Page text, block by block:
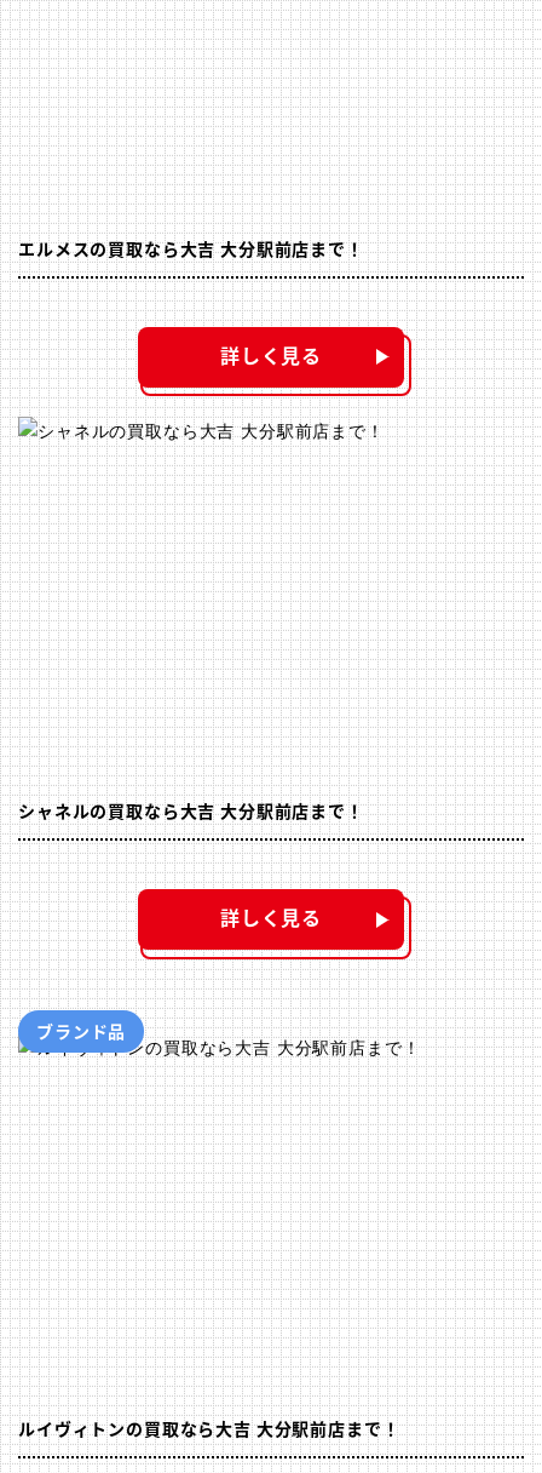
エルメスの買取なら大吉 大分駅前店まで！
詳しく見る
シャネルの買取なら大吉 大分駅前店まで！
詳しく見る
ブランド品
ルイヴィトンの買取なら大吉 大分駅前店まで！